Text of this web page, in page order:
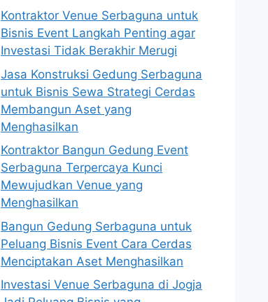
Kontraktor Venue Serbaguna untuk
Bisnis Event Langkah Penting agar
Investasi Tidak Berakhir Merugi
Jasa Konstruksi Gedung Serbaguna
untuk Bisnis Sewa Strategi Cerdas
Membangun Aset yang
Menghasilkan
Kontraktor Bangun Gedung Event
Serbaguna Terpercaya Kunci
Mewujudkan Venue yang
Menghasilkan
Bangun Gedung Serbaguna untuk
Peluang Bisnis Event Cara Cerdas
Menciptakan Aset Menghasilkan
Investasi Venue Serbaguna di Jogja